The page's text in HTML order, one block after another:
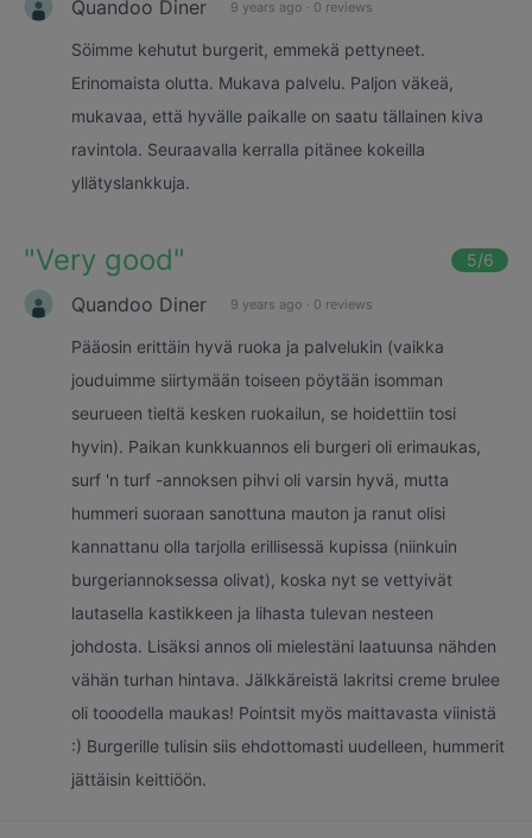
Quandoo Diner 9 years ago · 0 reviews
Söimme kehutut burgerit, emmekä pettyneet.
Erinomaista olutta. Mukava palvelu. Paljon väkeä,
mukavaa, että hyvälle paikalle on saatu tällainen kiva
ravintola. Seuraavalla kerralla pitänee kokeilla
yllätyslankkuja.
"Very good" 5/6
Quandoo Diner 9 years ago · 0 reviews
Pääosin erittäin hyvä ruoka ja palvelukin (vaikka
jouduimme siirtymään toiseen pöytään isomman
seurueen tieltä kesken ruokailun, se hoidettiin tosi
hyvin). Paikan kunkkuannos eli burgeri oli erimaukas,
surf 'n turf -annoksen pihvi oli varsin hyvä, mutta
hummeri suoraan sanottuna mauton ja ranut olisi
kannattanu olla tarjolla erillisessä kupissa (niinkuin
burgeriannoksessa olivat), koska nyt se vettyivät
lautasella kastikkeen ja lihasta tulevan nesteen
johdosta. Lisäksi annos oli mielestäni laatuunsa nähden
vähän turhan hintava. Jälkkäreistä lakritsi creme brulee
oli tooodella maukas! Pointsit myös maittavasta viinistä
:) Burgerille tulisin siis ehdottomasti uudelleen, hummerit
jättäisin keittiöön.